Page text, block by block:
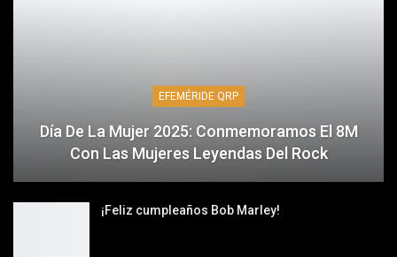
EFEMÉRIDE QRP
Día De La Mujer 2025: Conmemoramos El 8M
Con Las Mujeres Leyendas Del Rock
¡Feliz cumpleaños Bob Marley!